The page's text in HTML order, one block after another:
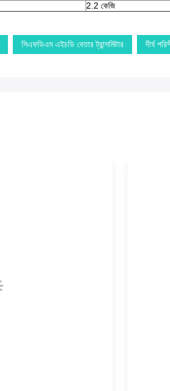
2.2 কেজি
সিএফডিএম এইচডি বেতার ট্রান্সমিটার দীর্ঘ